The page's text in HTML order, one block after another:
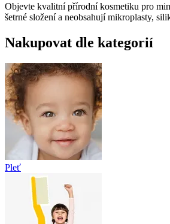
Objevte kvalitní přírodní kosmetiku pro
šetrné složení a neobsahují mikroplasty,
Nakupovat dle kategorií
Pleť